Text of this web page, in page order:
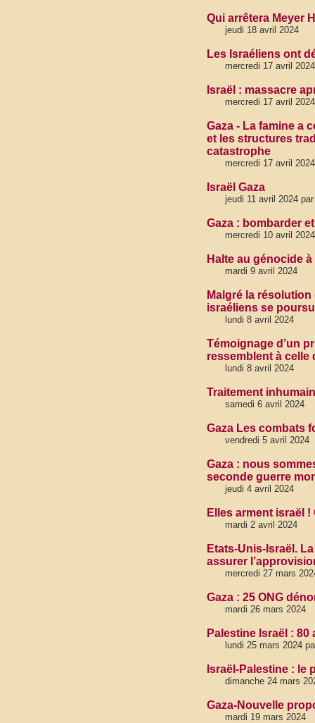
Qui arrêtera Meyer
jeudi 18 avril 2024
Les Israéliens ont
mercredi 17 avril 2024
Israël : massacre
mercredi 17 avril 2024
Gaza - La famine a
et les structures
catastrophe
mercredi 17 avril 2024
Israël Gaza
jeudi 11 avril 2024
Gaza : bombarder
mercredi 10 avril 2024
Halte au génocide
mardi 9 avril 2024
Malgré la résolution
israéliens se
lundi 8 avril 2024
Témoignage d’un
ressemblent à celle
lundi 8 avril 2024
Traitement
samedi 6 avril 2024
Gaza Les combats
vendredi 5 avril 2024
Gaza : nous
seconde guerre
jeudi 4 avril 2024
Elles arment israël
mardi 2 avril 2024
Etats-Unis-Israël.
assurer
mercredi 27 mars
Gaza : 25 ONG
mardi 26 mars 2024
Palestine Israël :
lundi 25 mars 2024
Israël-Palestine : le
dimanche 24 mars
Gaza-Nouvelle
mardi 19 mars 2024